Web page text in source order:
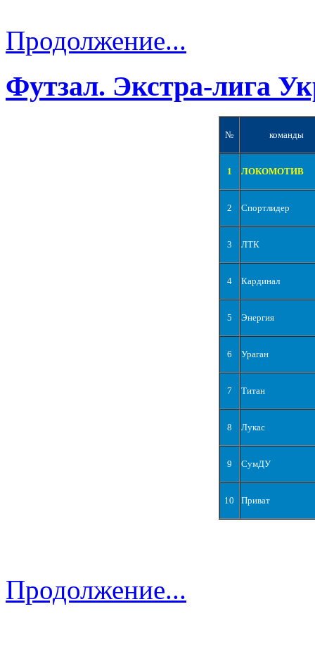
Продолжение...
Футзал. Экстра-лига
№ команды
1 ЛОКОМОТИВ
2 Спортлидер
3 ЛТК
4 Кардинал
5 Энергия
6 Ураган
7 Титан
8 Лукас
9 СумДУ
10 Приват
Продолжение...